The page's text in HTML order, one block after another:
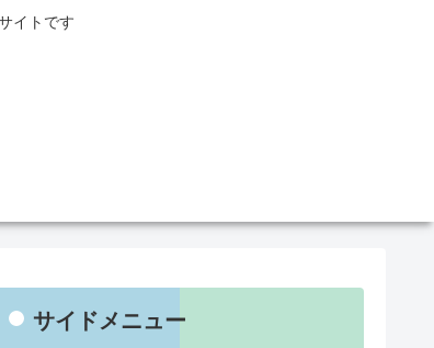
イトです
サイドメニュー